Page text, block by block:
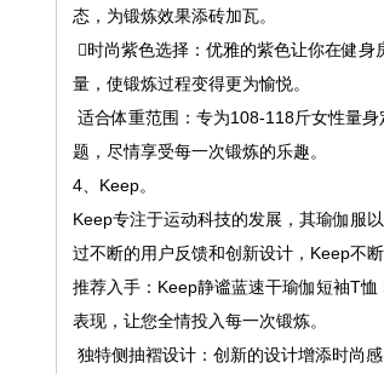
态，为锻炼效果添砖加瓦。
️⃣时尚紫色选择：优雅的紫色让你在健
量，使锻炼过程变得更为愉悦。
适合体重范围：专为108-118斤女性量
题，尽情享受每一次锻炼的乐趣。
4、Keep。
Keep专注于运动科技的发展，其瑜伽服
过不断的用户反馈和创新设计，Keep不
推荐入手：Keep静谧蓝速干瑜伽短袖T
表现，让您全情投入每一次锻炼。
独特侧抽褶设计：创新的设计增添时尚